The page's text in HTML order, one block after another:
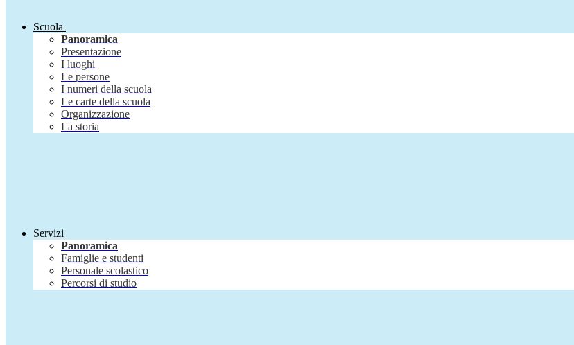
Scuola
Panoramica
Presentazione
I luoghi
Le persone
I numeri della scuola
Le carte della scuola
Organizzazione
La storia
Servizi
Panoramica
Famiglie e studenti
Personale scolastico
Percorsi di studio